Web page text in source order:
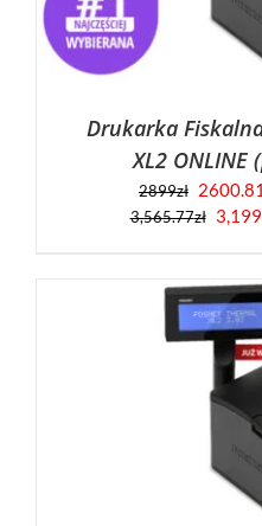
Drukarka Fiskalna
XL2
2899zł 2600.81
3,565.77zł